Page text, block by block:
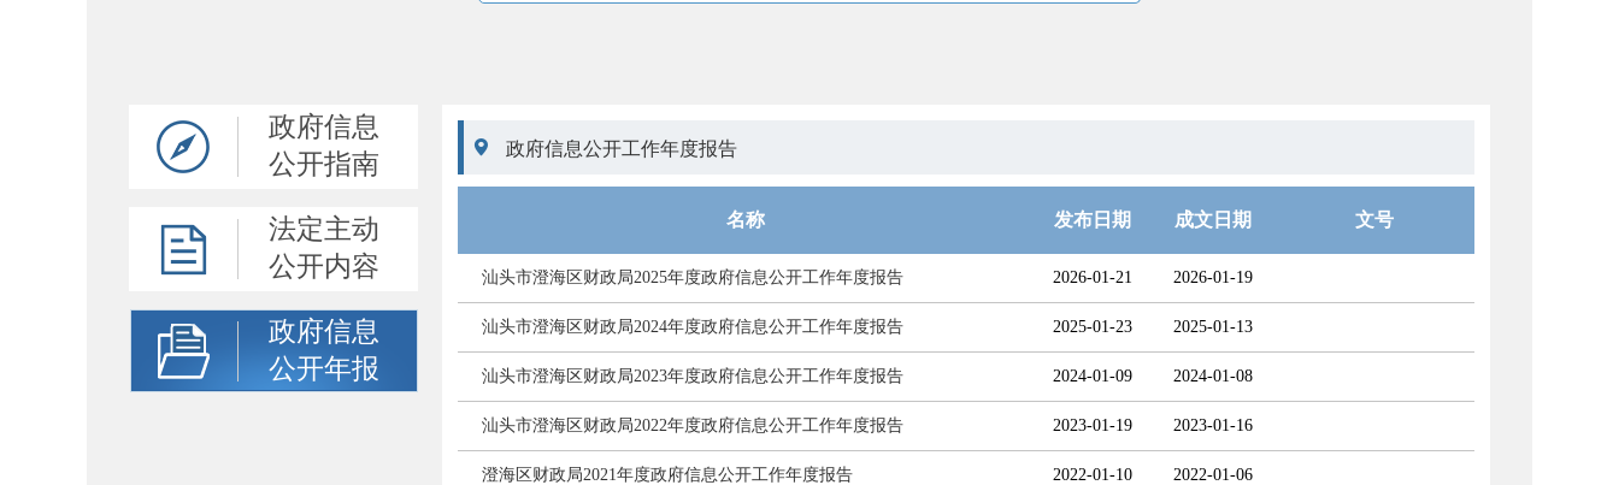
政府信息
公开指南
法定主动
公开内容
政府信息
公开年报
 政府信息公开工作年度报告
名称 发布日期 成文日期 文号
汕头市澄海区财政局2025年度政府信息公开工作年度报告 2026-01-21 2026-01-19
汕头市澄海区财政局2024年度政府信息公开工作年度报告 2025-01-23 2025-01-13
汕头市澄海区财政局2023年度政府信息公开工作年度报告 2024-01-09 2024-01-08
汕头市澄海区财政局2022年度政府信息公开工作年度报告 2023-01-19 2023-01-16
澄海区财政局2021年度政府信息公开工作年度报告 2022-01-10 2022-01-06